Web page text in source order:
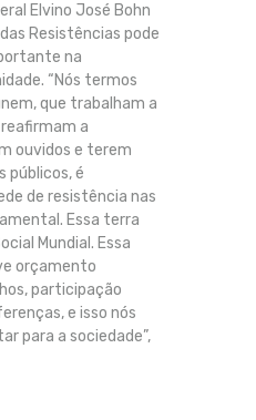
Elvino José Bohn
Resistências pode
na
“Nós termos
que trabalham a
a
ouvidos e terem
públicos, é
de resistência nas
Essa terra
Mundial. Essa
orçamento
participação
e isso nós
para a sociedade”,